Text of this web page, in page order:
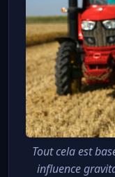
Tout cela est
influence